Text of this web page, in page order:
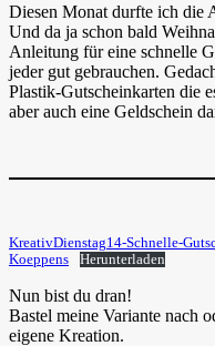
Diesen Monat durfte ich die
Und da ja schon bald
Anleitung für eine schnelle
jeder gut gebrauchen.
Plastik-Gutscheinkarten die
aber auch eine Geldschein
KreativDienstag14-Schnelle-
Koeppens
Herunterladen
Nun bist du dran!
Bastel meine Variante nach
eigene Kreation.